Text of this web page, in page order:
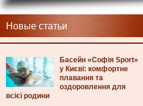
Новые статьи
Басейн «Софія Sport»
у Києві: комфортне
плавання та
оздоровлення для
всієї родини